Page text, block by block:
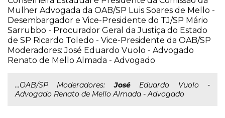
Mulher Advogada da OAB/SP Luis Soares de Mello -
Desembargador e Vice-Presidente do TJ/SP Mário
Sarrubbo - Procurador Geral da Justiça do Estado
de SP Ricardo Toledo - Vice-Presidente da OAB/SP
Moderadores: José Eduardo Vuolo - Advogado
Renato de Mello Almada - Advogado
...OAB/SP Moderadores:JoséEduardo Vuolo -
Advogado Renato de Mello Almada - Advogado